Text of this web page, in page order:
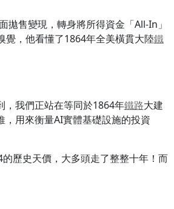
售變現，轉身將所得資金「All-In」
覺，他看懂了1864年全美橫貫大陸鐵
，我們正站在等同於1864年鐵路大建
用來衡量AI實體基礎設施的投資
歷史天價，大多頭走了整整十年！而